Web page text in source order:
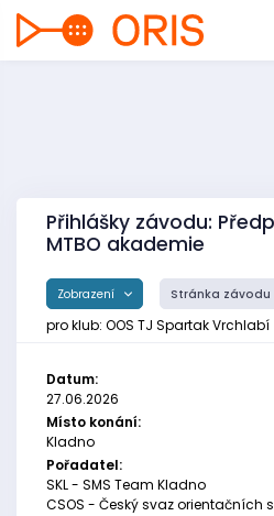
Přihlášky závodu:
MTBO akademie
Zobrazení Stránka závodu
pro klub: OOS TJ Spartak Vrchlabí
Datum:
27.06.2026
Místo konání:
Kladno
Pořadatel:
SKL - SMS Team Kladno
CSOS - Český svaz orientačních